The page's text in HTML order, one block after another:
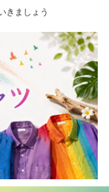
きましょう